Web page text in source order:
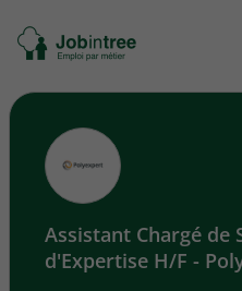
Se
rendre
Assistant Chargé de
d'Expertise H/F -